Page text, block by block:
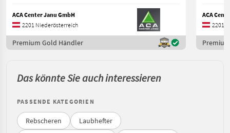
ACA Center Janu GmbH
2201 Niederösterreich
Premium Gold Händler
ACA
2201
Das könnte Sie auch interessieren
PASSENDE KATEGORIEN
Rebscheren
Laubhefter